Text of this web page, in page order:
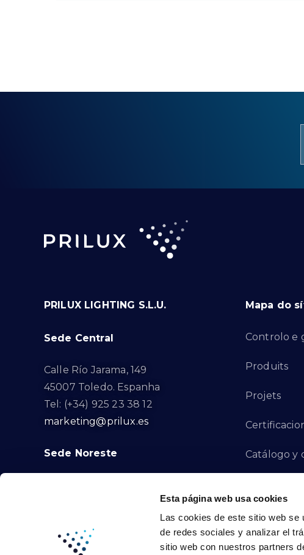
Esta página web usa cookies
Las cookies de este sitio web se
de redes sociales y analizar el
sitio web con nuestros partners
PRILUX LIGHTING S.L.U.
Sede Central
Calle Río Jarama, 149
45007 Toledo. Espanha
Tel: (+34) 925 23 38 12
marketing@prilux.es
Sede Noreste
08791. Sant Llorenç d’Hortons.
Tel: (+34) 93 719 23 29
Mapa do
Controlo e
Produits
Projets
Catálogo y
Canal de
Contact